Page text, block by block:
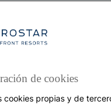
de cookies
cookies propias y de